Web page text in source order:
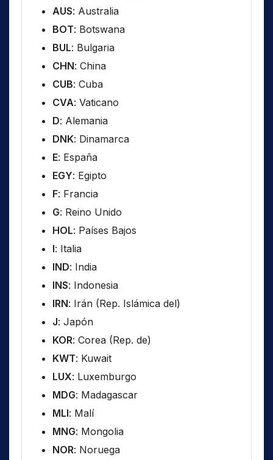
AUS: Australia
BOT: Botswana
BUL: Bulgaria
CHN: China
CUB: Cuba
CVA: Vaticano
D: Alemania
DNK: Dinamarca
E: España
EGY: Egipto
F: Francia
G: Reino Unido
HOL: Países Bajos
I: Italia
IND: India
INS: Indonesia
IRN: Irán (Rep. Islámica del)
J: Japón
KOR: Corea (Rep. de)
KWT: Kuwait
LUX: Luxemburgo
MDG: Madagascar
MLI: Malí
MNG: Mongolia
NOR: Noruega